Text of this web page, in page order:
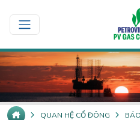
QUAN HỆ CỔ ĐÔNG